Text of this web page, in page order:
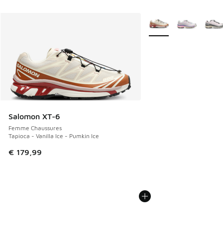
Salomon XT-6
Femme Chaussures
Tapioca - Vanilla Ice - Pumkin Ice
€ 179,99
Plus de couleurs